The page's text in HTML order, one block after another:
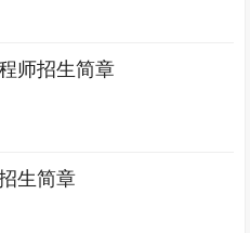
师招生简章
生简章